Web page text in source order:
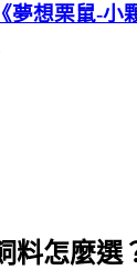
夢想栗鼠-小
料怎麼選